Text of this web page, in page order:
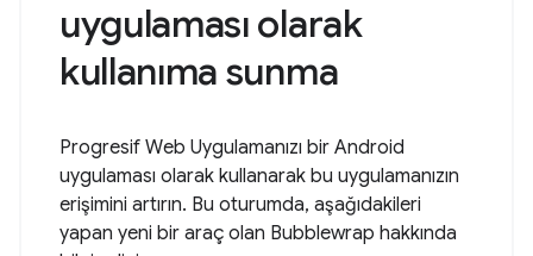
uygulaması olarak
kullanıma sunma
Progresif Web Uygulamanızı bir Android
uygulaması olarak kullanarak bu uygulamanızın
erişimini artırın. Bu oturumda, aşağıdakileri
yapan yeni bir araç olan Bubblewrap hakkında